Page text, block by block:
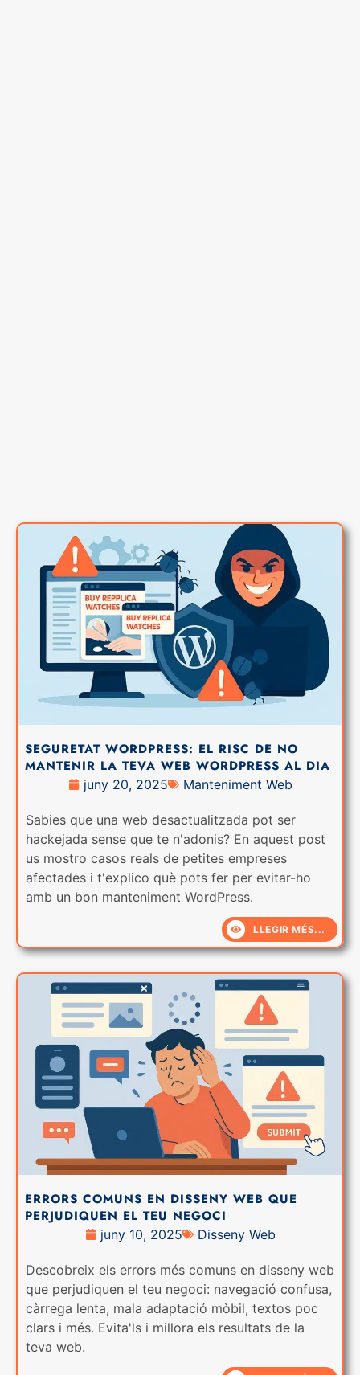
SEGURETAT WORDPRESS: EL RISC DE NO
MANTENIR LA TEVA WEB WORDPRESS AL DIA
juny 20, 2025 Manteniment Web
Sabies que una web desactualitzada pot ser
hackejada sense que te n'adonis? En aquest post
us mostro casos reals de petites empreses
afectades i t'explico què pots fer per evitar-ho
amb un bon manteniment WordPress.
LLEGIR MÉS...
ERRORS COMUNS EN DISSENY WEB QUE
PERJUDIQUEN EL TEU NEGOCI
juny 10, 2025 Disseny Web
Descobreix els errors més comuns en disseny web
que perjudiquen el teu negoci: navegació confusa,
càrrega lenta, mala adaptació mòbil, textos poc
clars i més. Evita'ls i millora els resultats de la
teva web.